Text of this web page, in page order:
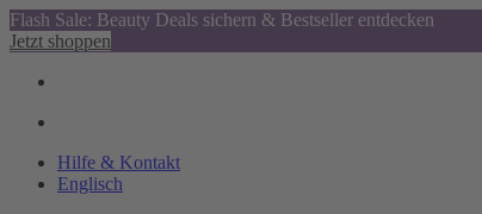
Flash Sale: Beauty Deals sichern & Bestseller entdecken
Jetzt shoppen
Hilfe & Kontakt
Englisch